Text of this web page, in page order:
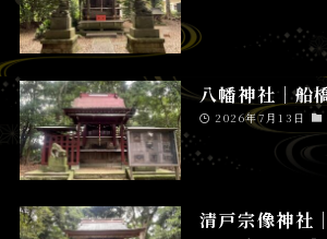
八幡神社│船
2026年7月13日
清戸宗像神社